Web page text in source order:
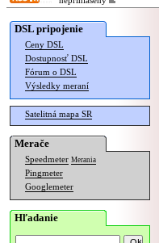
DSL pripojenie
Ceny DSL
Dostupnosť DSL
Fórum o DSL
Výsledky meraní
Satelitná mapa SR
Merače
Speedmeter Merania
Pingmeter
Googlemeter
Hľadanie